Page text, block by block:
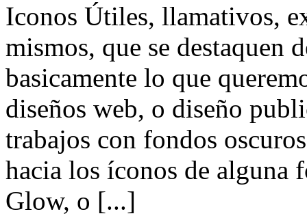
Iconos Útiles, llamativos,
mismos, que se destaquen
basicamente lo que
diseños web, o diseño
trabajos con fondos
hacia los íconos de alguna
Glow, o [...]